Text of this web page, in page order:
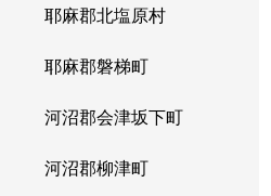
耶麻郡北塩原村
耶麻郡磐梯町
河沼郡会津坂下町
河沼郡柳津町